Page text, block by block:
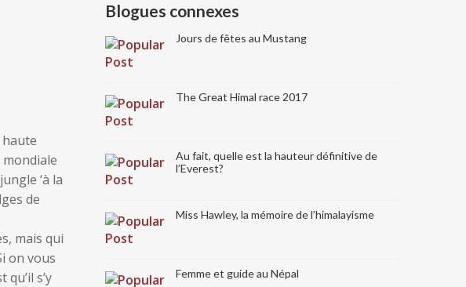
mondiale
‘à la
de
mais qui
on vous
s’y
Blogues connexes
Jours de fêtes au Mustang
The Great Himal race 2017
Au fait, quelle est la hauteur définitive de
l’Everest?
Miss Hawley, la mémoire de l’himalayisme
Femme et guide au Népal